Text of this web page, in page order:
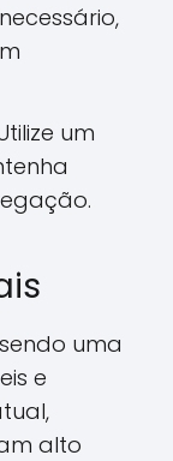
um
uma
e
alto